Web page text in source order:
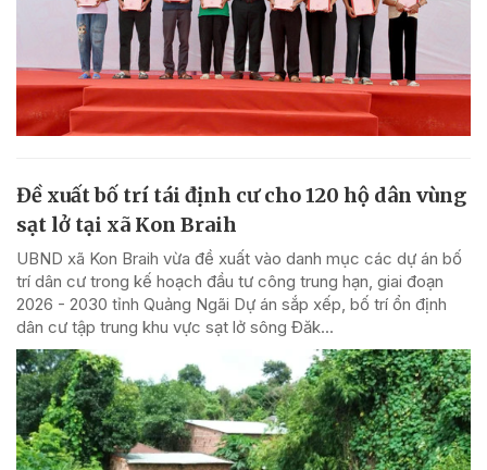
Đề xuất bố trí tái định cư cho 120 hộ dân vùng
sạt lở tại xã Kon Braih
UBND xã Kon Braih vừa đề xuất vào danh mục các dự án bố
trí dân cư trong kế hoạch đầu tư công trung hạn, giai đoạn
2026 - 2030 tỉnh Quảng Ngãi Dự án sắp xếp, bố trí ổn định
dân cư tập trung khu vực sạt lở sông Đăk...